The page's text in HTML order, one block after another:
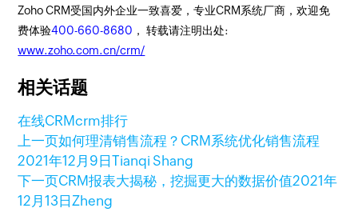
Zoho CRM受国内外企业一致喜爱，专业CRM系统厂商，欢迎免
费体验400-660-8680 ， 转载请注明出处:
www.zoho.com.cn/crm/
相关话题
在线CRMcrm排行
上一页如何理清销售流程？CRM系统优化销售流程
2021年12月9日Tianqi Shang
下一页CRM报表大揭秘，挖掘更大的数据价值2021年
12月13日Zheng